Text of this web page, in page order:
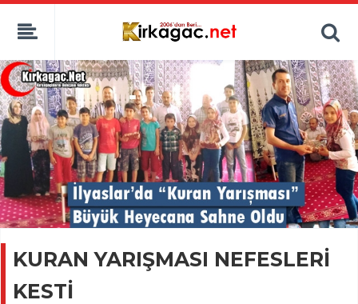
KURAN YARIŞMASI NEFESLERİ
KESTİ